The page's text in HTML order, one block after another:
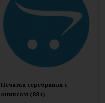
Печатка серебряная с
ониксом (884)